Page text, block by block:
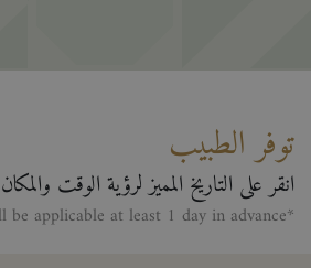
توفر الطبيب
انقر على التاريخ المميز لرؤية الوقت
*Making appontment will be applicable at least 1 day in advance